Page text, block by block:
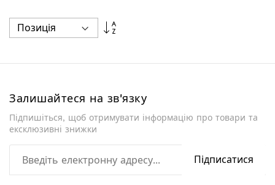
Сортувати
Залишайтеся на зв'язку
Підпишіться, щоб отримувати інформацію про товари та
ексклюзивні знижки
Підписатися